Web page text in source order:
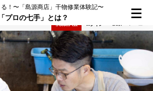
！〜「島源商店」干物修業体験記〜
プロの七手」とは？